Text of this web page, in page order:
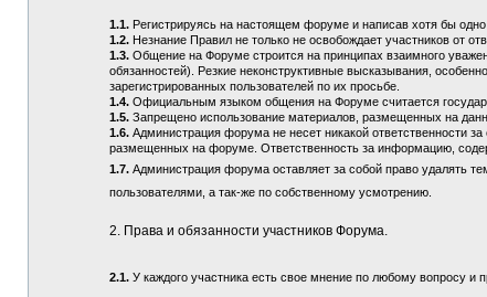
1.1.Регистрируясь на настоящем форуме и написав хотя бы
1.2.Незнание Правил не только не освобождает участников от
1.3.Общение на Форуме строится на принципах взаимного
обязанностей). Резкие неконструктивные высказывания,
зарегистрированных пользователей по их просьбе.
1.4.Официальным языком общения на Форуме считается
1.5.Запрещено использование материалов, размещенных на
1.6. Администрация форума не несет никакой ответственности
размещенных на форуме. Ответственность за информацию,
1.7. Администрация форума оставляет за собой право удалять
пользователями, а так-же по собственному усмотрению.
2. Права и обязанности участников Форума.
2.1.У каждого участника есть свое мнение по любому вопросу и